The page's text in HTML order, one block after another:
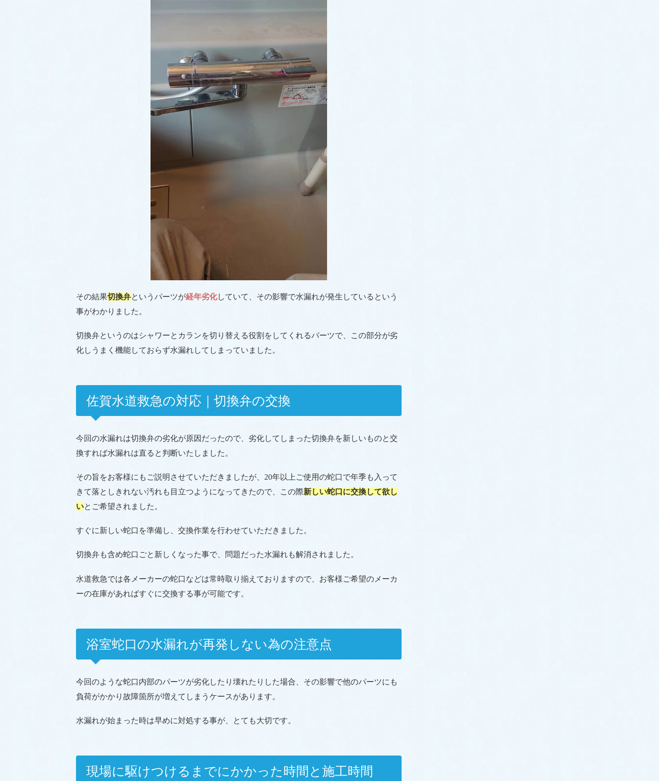
その結果切換弁というパーツが経年劣化していて、その影響で水漏れが発生しているという
事がわかりました。
切換弁というのはシャワーとカランを切り替える役割をしてくれるパーツで、この部分が劣
化しうまく機能しておらず水漏れしてしまっていました。
佐賀水道救急の対応｜切換弁の交換
今回の水漏れは切換弁の劣化が原因だったので、劣化してしまった切換弁を新しいものと交
換すれば水漏れは直ると判断いたしました。
その旨をお客様にもご説明させていただきましたが、20年以上ご使用の蛇口で年季も入って
きて落としきれない汚れも目立つようになってきたので、この際新しい蛇口に交換して欲し
いとご希望されました。
すぐに新しい蛇口を準備し、交換作業を行わせていただきました。
切換弁も含め蛇口ごと新しくなった事で、問題だった水漏れも解消されました。
水道救急では各メーカーの蛇口などは常時取り揃えておりますので、お客様ご希望のメーカ
ーの在庫があればすぐに交換する事が可能です。
浴室蛇口の水漏れが再発しない為の注意点
今回のような蛇口内部のパーツが劣化したり壊れたりした場合、その影響で他のパーツにも
負荷がかかり故障箇所が増えてしまうケースがあります。
水漏れが始まった時は早めに対処する事が、とても大切です。
現場に駆けつけるまでにかかった時間と施工時間